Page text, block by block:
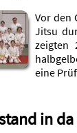
Vor den
Jitsu
zeigten
eine
in